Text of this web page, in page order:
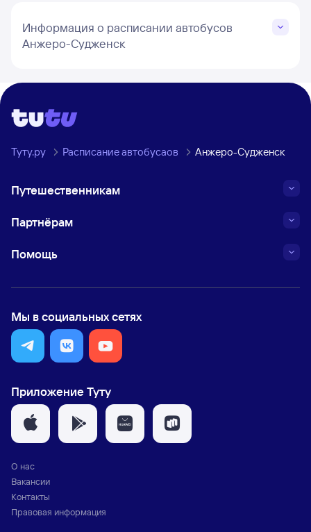
Информация о расписании автобусов
Анжеро-Судженск
Туту.ру Расписание автобусаов Анжеро-Судженск
Путешественникам
Партнёрам
Помощь
Мы в социальных сетях
Приложение Туту
О нас
Вакансии
Контакты
Правовая информация